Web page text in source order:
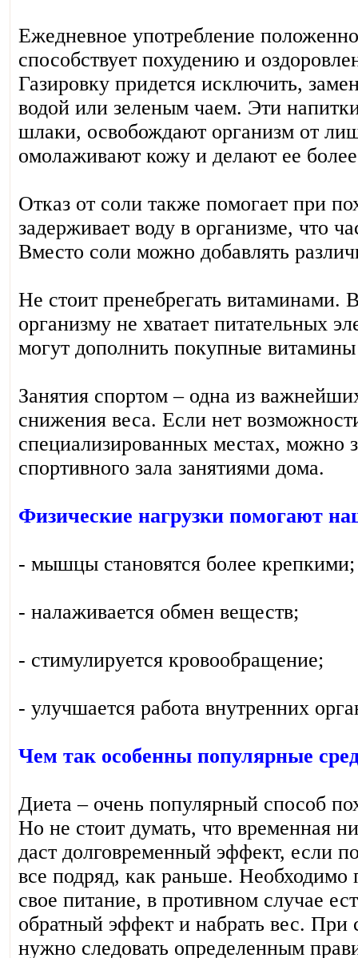
Ежедневное употребление
способствует похудению и
Газировку придется исключить,
водой или зеленым чаем. Эти
шлаки, освобождают организм от
омолаживают кожу и делают ее
Отказ от соли также помогает при
задерживает воду в организме, что
Вместо соли можно добавлять
Не стоит пренебрегать витаминами.
организму не хватает питательных
могут дополнить покупные
Занятия спортом – одна из
снижения веса. Если нет
специализированных местах, можно
спортивного зала занятиями дома.
Физические нагрузки помогают
- мышцы становятся более крепкими;
- налаживается обмен веществ;
- стимулируется кровообращение;
- улучшается работа внутренних
Чем так особенны популярные
Диета – очень популярный способ
Но не стоит думать, что временная
даст долговременный эффект, если
все подряд, как раньше. Необходимо
свое питание, в противном случае
обратный эффект и набрать вес.
нужно следовать определенным